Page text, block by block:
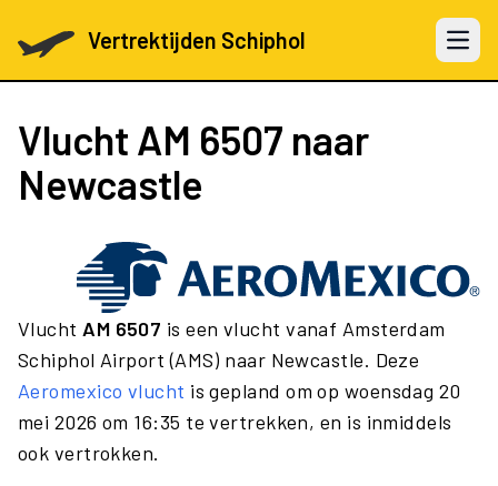
Vertrektijden Schiphol Open
Vlucht AM 6507 naar
Newcastle
Vlucht AM 6507 is een vlucht vanaf Amsterdam
Schiphol Airport (AMS) naar Newcastle. Deze
Aeromexico vlucht is gepland om op woensdag 20
mei 2026 om 16:35 te vertrekken, en is inmiddels
ook vertrokken.